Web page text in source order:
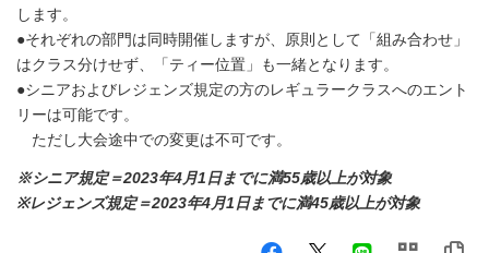
します。
●それぞれの部門は同時開催しますが、原則として「組み合わせ」
はクラス分けせず、「ティー位置」も一緒となります。
●シニアおよびレジェンズ規定の方のレギュラークラスへのエント
リーは可能です。
ただし大会途中での変更は不可です。
※シニア規定＝2023年4月1日までに満55歳以上が対象
※レジェンズ規定＝2023年4月1日までに満45歳以上が対象